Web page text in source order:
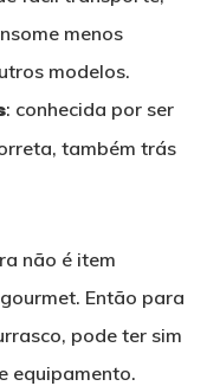
menos
modelos.
: conhecida por ser
também trás
não é item
Então para
pode ter sim
equipamento.